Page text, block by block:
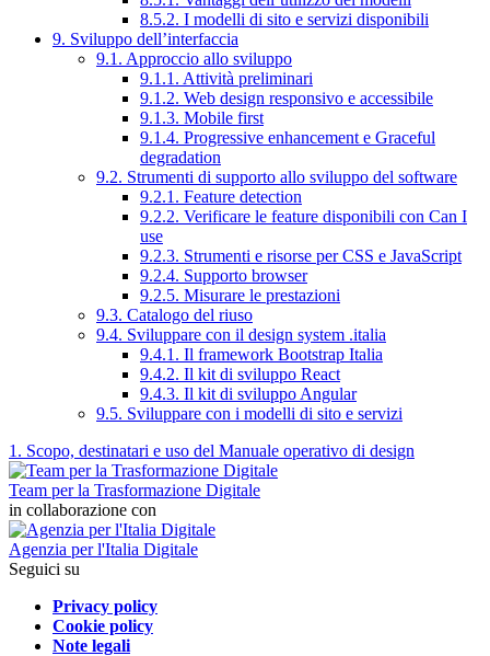
8.5.2. I modelli di sito e servizi disponibili
9. Sviluppo dell’interfaccia
9.1. Approccio allo sviluppo
9.1.1. Attività preliminari
9.1.2. Web design responsivo e accessibile
9.1.3. Mobile first
9.1.4. Progressive enhancement e Graceful
degradation
9.2. Strumenti di supporto allo sviluppo del software
9.2.1. Feature detection
9.2.2. Verificare le feature disponibili con Can I
use
9.2.3. Strumenti e risorse per CSS e JavaScript
9.2.4. Supporto browser
9.2.5. Misurare le prestazioni
9.3. Catalogo del riuso
9.4. Sviluppare con il design system .italia
9.4.1. Il framework Bootstrap Italia
9.4.2. Il kit di sviluppo React
9.4.3. Il kit di sviluppo Angular
9.5. Sviluppare con i modelli di sito e servizi
1. Scopo, destinatari e uso del Manuale operativo di design
Team per la Trasformazione Digitale
in collaborazione con
Agenzia per l'Italia Digitale
Seguici su
Privacy policy
Cookie policy
Note legali